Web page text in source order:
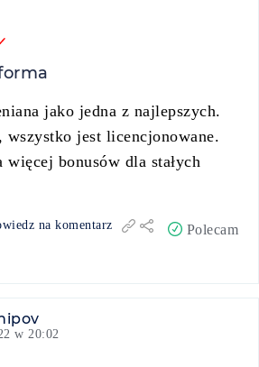
jako jedna z najlepszych.
wszystko jest licencjonowane.
więcej bonusów dla stałych
na komentarz Polecam
w 20:02